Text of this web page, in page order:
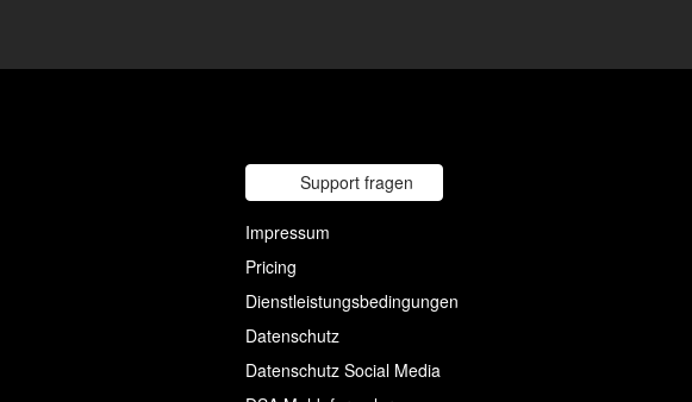
Support fragen
Impressum
Pricing
Dienstleistungsbedingungen
Datenschutz
Datenschutz Social Media